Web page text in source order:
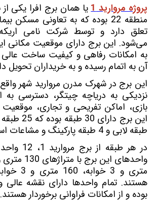
پروژه مروارید 1 یا همان برج افرا یکی
منطقه 22 بوده که به تعاونی مسکن
تعلق دارد و توسط شرکت نامی اریکه
می‌شود. این برج دارای موقعیت مکانی
به امکانات رفاهی و کیفیت ساخت
آن به اتمام رسیده و به خریداران
این برج در شهرک مدرن مروارید شهر
نزدیکی به دریاچه چیتگر، دسترسی به
بازی، اماکن تفریحی و تجاری،
طبقه لابی و 4 طبقه پارکینگ و مشاعات است.
در هر طبقه
متری و 3
هستند. تمام واحدها دارای نقشه
بوده و از امکانات فراوانی برخوردار هستند.